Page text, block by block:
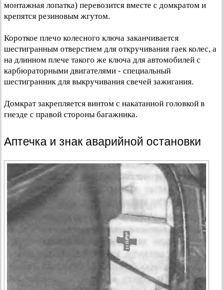
монтажная лопатка) перевозится вместе с домкратом и
крепятся резиновым жгутом.
Короткое плечо колесного ключа заканчивается
шестигранным отверстием для откручивания гаек колес, а
на длинном плече такого же ключа для автомобилей с
карбюраторными двигателями - специальный
шестигранник для выкручивания свечей зажигания.
Домкрат закрепляется винтом с накатанной головкой в
гнезде с правой стороны багажника.
Аптечка и знак аварийной остановки